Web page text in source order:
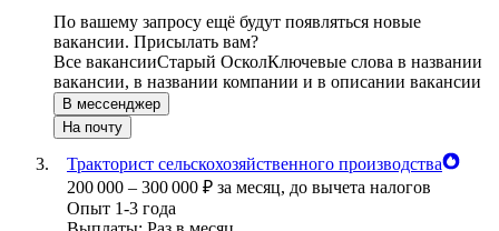
По вашему запросу ещё будут появляться новые
вакансии. Присылать вам?
Все вакансииСтарый ОсколКлючевые слова в названии
вакансии, в названии компании и в описании вакансии
В мессенджер
На почту
Тракторист сельскохозяйственного производства
200 000 – 300 000 ₽ за месяц, до вычета налогов
Опыт 1-3 года